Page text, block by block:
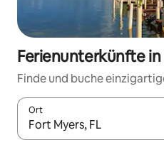
Ferienunterkünfte in
Finde und buche
Ort
Wenn Ergebnisse verfügbar